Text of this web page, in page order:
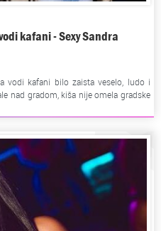
kafani - Sexy Sandra
vodi kafani bilo zaista veselo, ludo i
nad gradom, kiša nije omela gradske